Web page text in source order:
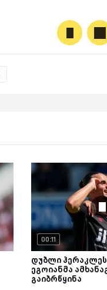
00:11
დუბლი
ეგოიანმა
გაიბრწყინა